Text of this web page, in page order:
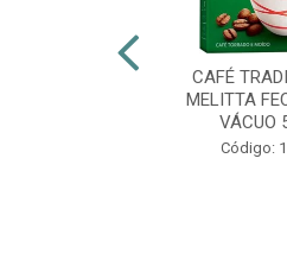
CAFÉ
MELITTA
VÁCUO
Código: